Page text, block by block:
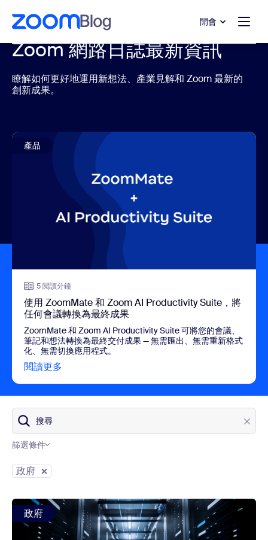
至主要內容
至協助聊天 開會
Zoom 網路日誌最新資訊
瞭解如何更好地運用新想法、產業見解和 Zoom 最新的
創新成果。
產品
5 閱讀分鐘
使用 ZoomMate 和 Zoom AI Productivity Suite，將
任何會議轉換為最終成果
ZoomMate 和 Zoom AI Productivity Suite 可將您的會議、
筆記和想法轉換為最終交付成果 — 無需匯出、無需重新格式
化、無需切換應用程式。
閱讀更多
搜尋
篩選條件
政府
view: 保障 Zoom 政府解決方案平台的安全
政府